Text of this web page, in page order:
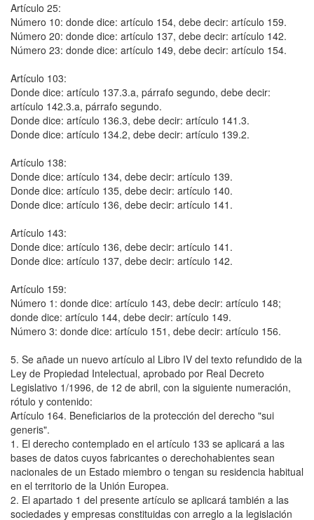
Artículo 25:
Número 10: donde dice: artículo 154, debe decir: artículo 159.
Número 20: donde dice: artículo 137, debe decir: artículo 142.
Número 23: donde dice: artículo 149, debe decir: artículo 154.
Artículo 103:
Donde dice: artículo 137.3.a, párrafo segundo, debe decir:
artículo 142.3.a, párrafo segundo.
Donde dice: artículo 136.3, debe decir: artículo 141.3.
Donde dice: artículo 134.2, debe decir: artículo 139.2.
Artículo 138:
Donde dice: artículo 134, debe decir: artículo 139.
Donde dice: artículo 135, debe decir: artículo 140.
Donde dice: artículo 136, debe decir: artículo 141.
Artículo 143:
Donde dice: artículo 136, debe decir: artículo 141.
Donde dice: artículo 137, debe decir: artículo 142.
Artículo 159:
Número 1: donde dice: artículo 143, debe decir: artículo 148;
donde dice: artículo 144, debe decir: artículo 149.
Número 3: donde dice: artículo 151, debe decir: artículo 156.
5. Se añade un nuevo artículo al Libro IV del texto refundido de la
Ley de Propiedad Intelectual, aprobado por Real Decreto
Legislativo 1/1996, de 12 de abril, con la siguiente numeración,
rótulo y contenido:
Artículo 164. Beneficiarios de la protección del derecho "sui
generis".
1. El derecho contemplado en el artículo 133 se aplicará a las
bases de datos cuyos fabricantes o derechohabientes sean
nacionales de un Estado miembro o tengan su residencia habitual
en el territorio de la Unión Europea.
2. El apartado 1 del presente artículo se aplicará también a las
sociedades y empresas constituidas con arreglo a la legislación